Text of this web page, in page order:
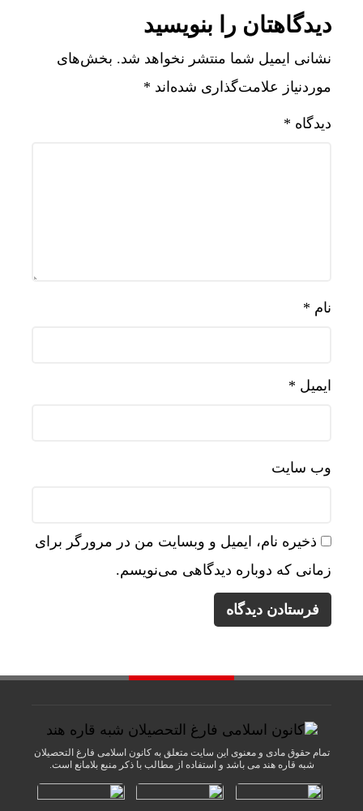
دیدگاهتان را بنویسید
نشانی ایمیل شما منتشر نخواهد شد. بخش‌های
موردنیاز علامت‌گذاری شده‌اند *
دیدگاه *
نام *
ایمیل *
وب‌ سایت
ذخیره نام، ایمیل و وبسایت من در مرورگر برای
زمانی که دوباره دیدگاهی می‌نویسم.
تمام حقوق مادی و معنوی این سایت متعلق به کانون اسلامی فارغ التحصیلان
شبه قاره هند می باشد و استفاده از مطالب با ذکر منبع بلامانع است.